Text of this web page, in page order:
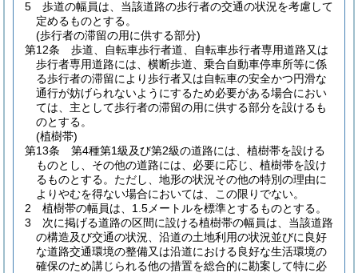
5
歩道の幅員は、当該道路の歩行者の交通の状況を考慮して
定めるものとする。
(歩行者の滞留の用に供する部分)
第12条
歩道、自転車歩行者道、自転車歩行者専用道路又は
歩行者専用道路には、横断歩道、乗合自動車停車所等に係
る歩行者の滞留により歩行者又は自転車の安全かつ円滑な
通行が妨げられないようにするため必要がある場合におい
ては、主として歩行者の滞留の用に供する部分を設けるも
のとする。
(植樹帯)
第13条
第4種第1級及び第2級の道路には、植樹帯を設ける
ものとし、その他の道路には、必要に応じ、植樹帯を設け
るものとする。 ただし、地形の状況その他の特別の理由に
よりやむを得ない場合においては、この限りでない。
2
植樹帯の幅員は、1.5メートルを標準とするものとする。
3
次に掲げる道路の区間に設ける植樹帯の幅員は、当該道路
の構造及び交通の状況、沿道の土地利用の状況並びに良好
な道路交通環境の整備又は沿道における良好な生活環境の
確保のため講じられる他の措置を総合的に勘案して特に必